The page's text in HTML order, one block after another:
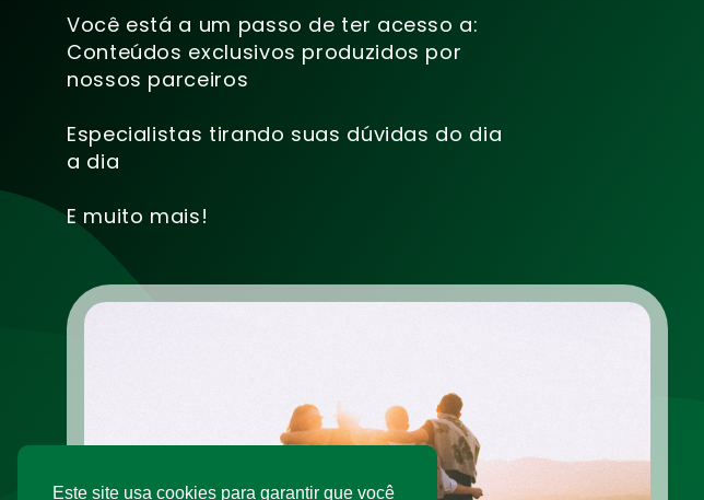
Este site usa cookies para garantir que você
Você está a um passo de ter acesso a:
Conteúdos exclusivos produzidos por
nossos parceiros
Especialistas tirando suas dúvidas do dia
a dia
E muito mais!